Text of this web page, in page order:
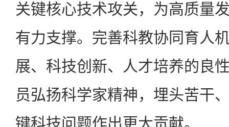
关键核心技术攻关，为高质量
有力支撑。完善科教协同育人
展、科技创新、人才培养的良
员弘扬科学家精神，埋头苦干
键科技问题作出更大贡献。